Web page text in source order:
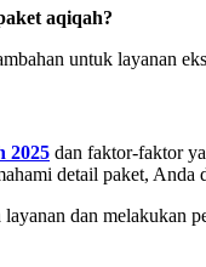
aqiqah?
untuk layanan
2025 dan faktor-faktor
detail paket,
dan melakukan